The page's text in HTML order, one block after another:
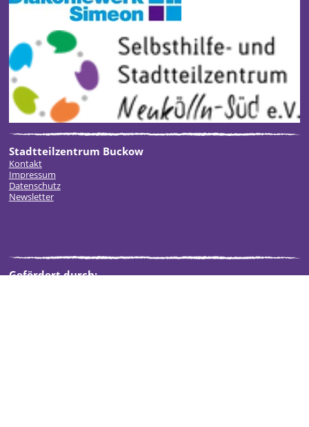
Stadtteilzentrum Buckow
Kontakt
Impressum
Datenschutz
Newsletter
Gefördert durch: